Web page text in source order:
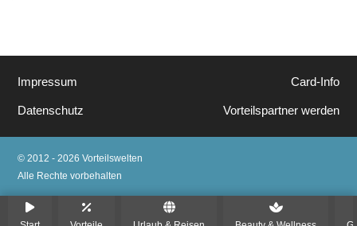
Impressum
Datenschutz
Card-Info
Vorteilspartner werden
© 2012 - 2026 Vorteilswelten
Alle Rechte vorbehalten